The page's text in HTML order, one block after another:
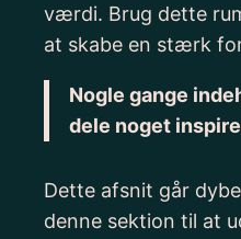
værdi. Brug dette
at skabe en stærk
Nogle gange
dele noget
Dette afsnit går
denne sektion til at